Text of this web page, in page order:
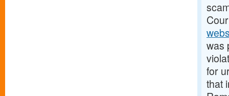
was
for
that